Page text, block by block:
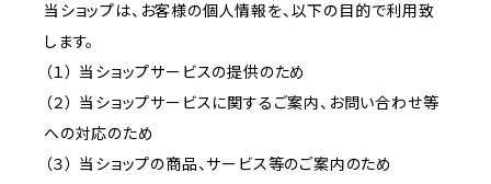
当ショップは、お客様の個人情報を、以下の目的で利用致
します。
（１） 当ショップサービスの提供のため
（２） 当ショップサービスに関するご案内、お問い合わせ等
への対応のため
（３） 当ショップの商品、サービス等のご案内のため